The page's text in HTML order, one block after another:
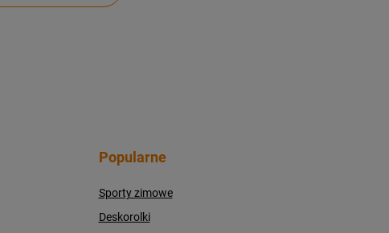
Popularne
Sporty zimowe
Deskorolki